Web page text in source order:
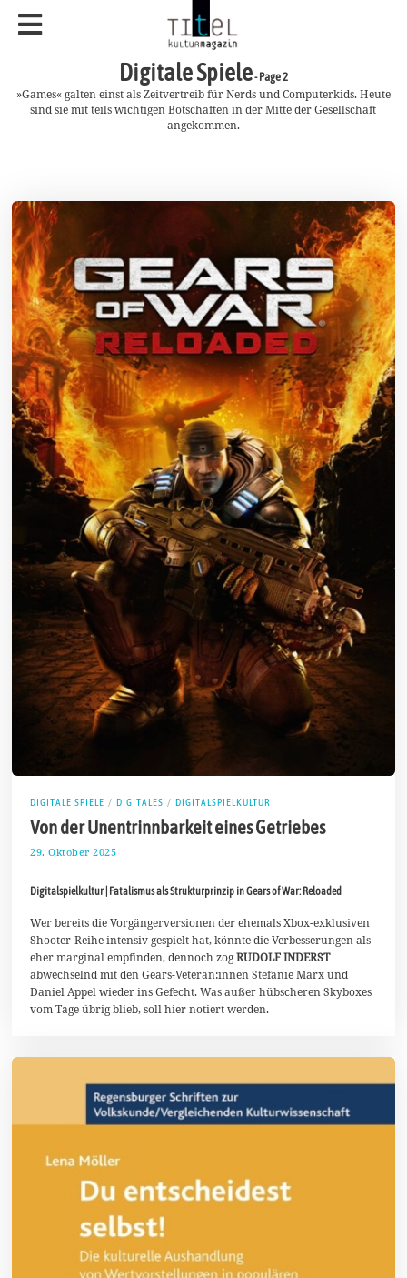
Digitale Spiele- Page 2
»Games« galten einst als Zeitvertreib für Nerds und Computerkids. Heute
sind sie mit teils wichtigen Botschaften in der Mitte der Gesellschaft
angekommen.
DIGITALE SPIELE / DIGITALES / DIGITALSPIELKULTUR
Von der Unentrinnbarkeit eines Getriebes
29. Oktober 2025
o
e
b
e
r
2
2
Digitalspielkultur | Fatalismus als Strukturprinzip in Gears of War: Reloaded
Wer bereits die Vorgängerversionen der ehemals Xbox-exklusiven
Shooter-Reihe intensiv gespielt hat, könnte die Verbesserungen als
eher marginal empfinden, dennoch zogRUDOLF INDERST
abwechselnd mit den Gears-Veteran:innen Stefanie Marx und
Daniel Appel wieder ins Gefecht. Was außer hübscheren Skyboxes
vom Tage übrig blieb, soll hier notiert werden.